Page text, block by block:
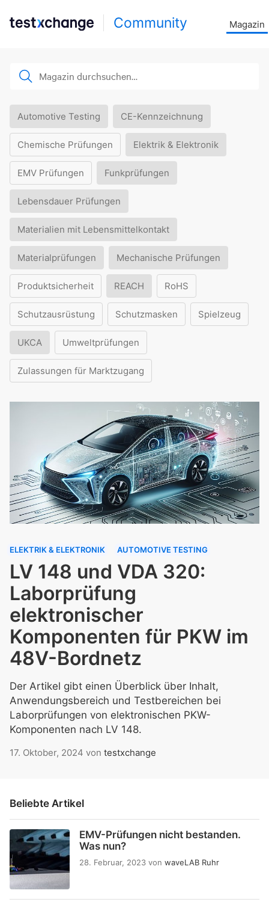
Community Magazin
Automotive Testing CE-Kennzeichnung
Chemische Prüfungen Elektrik & Elektronik
EMV Prüfungen Funkprüfungen
Lebensdauer Prüfungen
Materialien mit Lebensmittelkontakt
Materialprüfungen Mechanische Prüfungen
Produktsicherheit REACH RoHS
Schutzausrüstung Schutzmasken Spielzeug
UKCA Umweltprüfungen
Zulassungen für Marktzugang
ELEKTRIK & ELEKTRONIK AUTOMOTIVE TESTING
LV 148 und VDA 320:
Laborprüfung
elektronischer
Komponenten für PKW im
48V-Bordnetz
Der Artikel gibt einen Überblick über Inhalt,
Anwendungsbereich und Testbereichen bei
Laborprüfungen von elektronischen PKW-
Komponenten nach LV 148.
17. Oktober, 2024 von testxchange
Beliebte Artikel
EMV-Prüfungen nicht bestanden.
Was nun?
28. Februar, 2023 von waveLAB Ruhr